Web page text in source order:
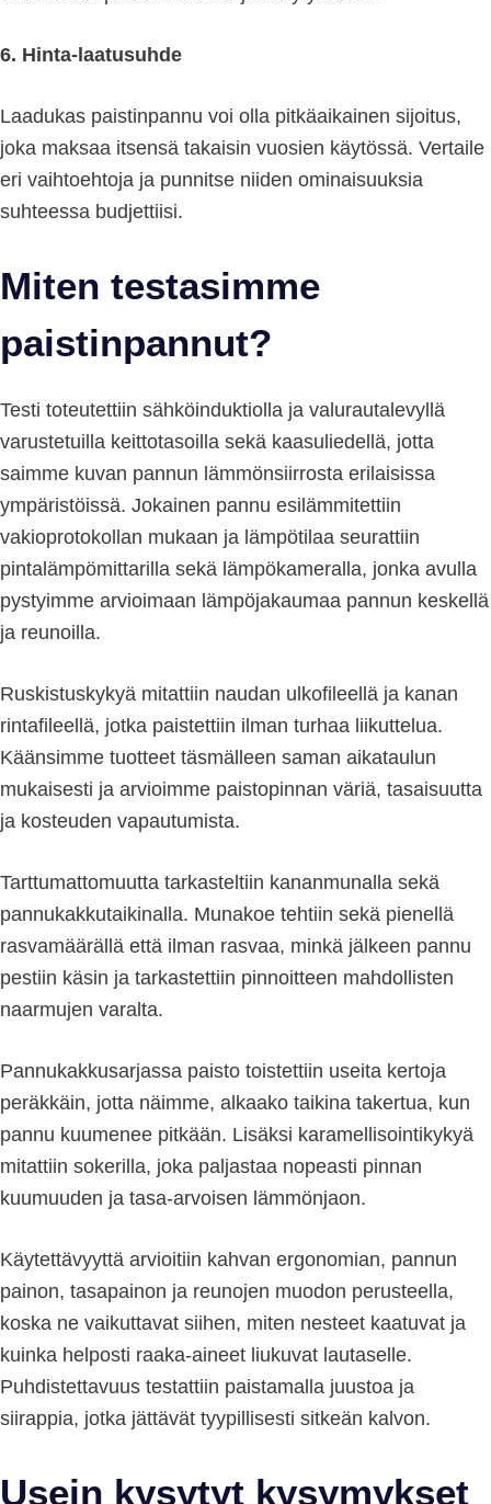
6. Hinta-laatusuhde
Laadukas paistinpannu voi olla pitkäaikainen sijoitus,
joka maksaa itsensä takaisin vuosien käytössä. Vertaile
eri vaihtoehtoja ja punnitse niiden ominaisuuksia
suhteessa budjettiisi.
Miten testasimme
paistinpannut?
Testi toteutettiin sähköinduktiolla ja valurautalevyllä
varustetuilla keittotasoilla sekä kaasuliedellä, jotta
saimme kuvan pannun lämmönsiirrosta erilaisissa
ympäristöissä. Jokainen pannu esilämmitettiin
vakioprotokollan mukaan ja lämpötilaa seurattiin
pintalämpömittarilla sekä lämpökameralla, jonka avulla
pystyimme arvioimaan lämpöjakaumaa pannun keskellä
ja reunoilla.
Ruskistuskykyä mitattiin naudan ulkofileellä ja kanan
rintafileellä, jotka paistettiin ilman turhaa liikuttelua.
Käänsimme tuotteet täsmälleen saman aikataulun
mukaisesti ja arvioimme paistopinnan väriä, tasaisuutta
ja kosteuden vapautumista.
Tarttumattomuutta tarkasteltiin kananmunalla sekä
pannukakkutaikinalla. Munakoe tehtiin sekä pienellä
rasvamäärällä että ilman rasvaa, minkä jälkeen pannu
pestiin käsin ja tarkastettiin pinnoitteen mahdollisten
naarmujen varalta.
Pannukakkusarjassa paisto toistettiin useita kertoja
peräkkäin, jotta näimme, alkaako taikina takertua, kun
pannu kuumenee pitkään. Lisäksi karamellisointikykyä
mitattiin sokerilla, joka paljastaa nopeasti pinnan
kuumuuden ja tasa-arvoisen lämmönjaon.
Käytettävyyttä arvioitiin kahvan ergonomian, pannun
painon, tasapainon ja reunojen muodon perusteella,
koska ne vaikuttavat siihen, miten nesteet kaatuvat ja
kuinka helposti raaka-aineet liukuvat lautaselle.
Puhdistettavuus testattiin paistamalla juustoa ja
siirappia, jotka jättävät tyypillisesti sitkeän kalvon.
Usein kysytyt kysymykset